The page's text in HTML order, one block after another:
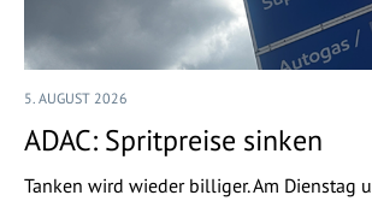
5. AUGUST 2026
ADAC: Spritpreise sinken
Tanken wird wieder billiger. Am Dienstag